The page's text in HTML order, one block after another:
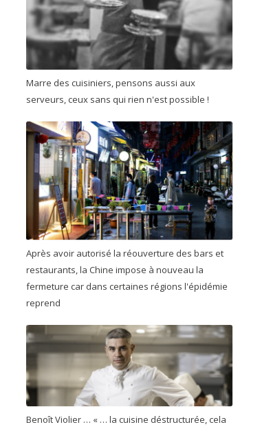
Marre des cuisiniers, pensons aussi aux
serveurs, ceux sans qui rien n'est possible !
Après avoir autorisé la réouverture des bars et
restaurants, la Chine impose à nouveau la
fermeture car dans certaines régions l'épidémie
reprend
Benoît Violier … « … la cuisine déstructurée, cela